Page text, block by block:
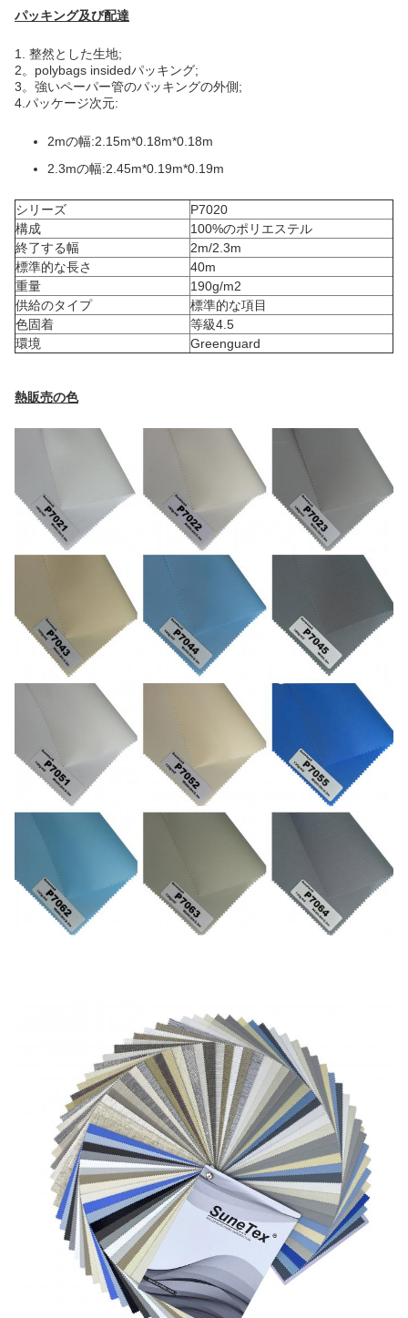
パッキング及び配達
1. 整然とした生地;
2。polybags insidedパッキング;
3。強いペーパー管のパッキングの外側;
4.パッケージ次元:
2mの幅:2.15m*0.18m*0.18m
2.3mの幅:2.45m*0.19m*0.19m
シリーズ
P7020
構成
100%のポリエステル
終了する幅
2m/2.3m
標準的な長さ
40m
重量
190g/m2
供給のタイプ
標準的な項目
色固着
等級4.5
環境
Greenguard
熱販売の色